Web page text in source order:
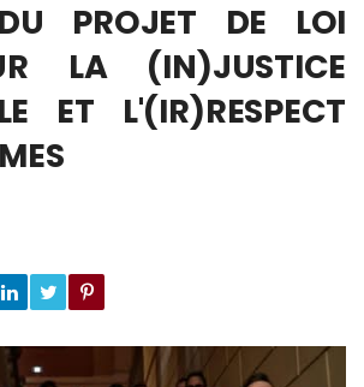
PROJET DE LOI
LA (IN)JUSTICE
ET L'(IR)RESPECT